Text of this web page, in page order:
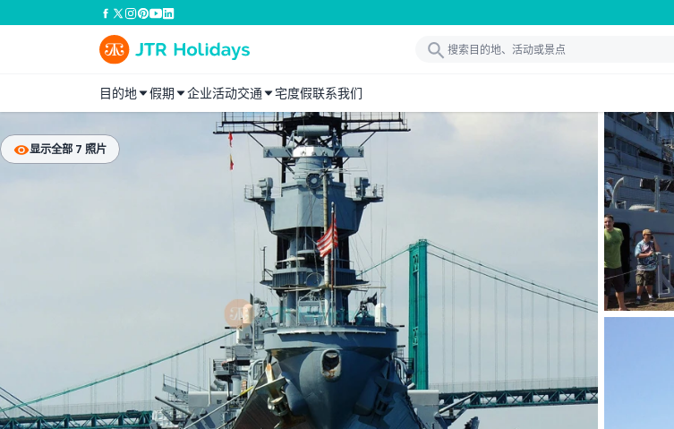
目的地 假期 企业活动交通 宅度假联系我们
显示全部 7 照片